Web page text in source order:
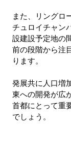
また、リングロ
チュロイチャン
設建設予定地の
前の段階から注
ります。
発展共に人口増
東への開発が広
首都にとって重
でしょう。